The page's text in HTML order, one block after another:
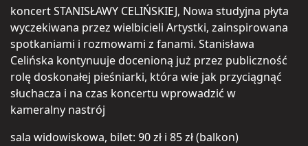
koncert STANISŁAWY CELIŃSKIEJ, Nowa studyjna płyta
wyczekiwana przez wielbicieli Artystki, zainspirowana
spotkaniami i rozmowami z fanami. Stanisława
Celińska kontynuuje docenioną już przez publiczność
rolę doskonałej pieśniarki, która wie jak przyciągnąć
słuchacza i na czas koncertu wprowadzić w
kameralny nastrój
sala widowiskowa, bilet: 90 zł i 85 zł (balkon)